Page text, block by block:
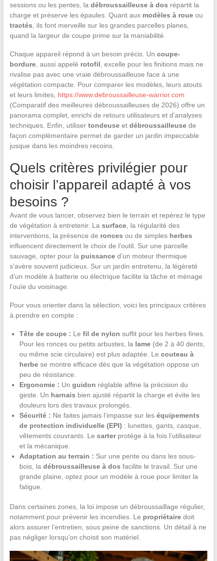
sessions ou les pentes, la débroussailleuse à dos répartit la
charge et préserve les épaules. Quant aux modèles à roueou
tractés , ils font merveille sur les grandes parcelles planes,
quand la largeur de coupe prime sur la maniabilité.
Chaque appareil répond à un besoin précis. Un coupe-
bordure, aussi appelé rotofil , excelle pour les finitions mais ne
rivalise pas avec une vraie débroussailleuse face à une
végétation compacte. Pour comparer les modèles, leurs atouts
et leurs limites, https://www.debroussailleuse-warrior.com
(Comparatif des meilleures débroussailleuses de 2026) offre un
panorama complet, enrichi de retours utilisateurs et d’analyses
techniques. Enfin, utiliser tondeuseet débroussailleusede
façon complémentaire permet de garder un jardin impeccable
jusque dans les moindres recoins.
Quels critères privilégier pour
choisir l’appareil adapté à vos
besoins ?
Avant de vous lancer, observez bien le terrain et repérez le type
de végétation à entretenir. La surface, la régularité des
interventions, la présence de ronces ou de simples herbes
influencent directement le choix de l’outil. Sur une parcelle
sauvage, opter pour la puissanced’un moteur thermique
s’avère souvent judicieux. Sur un jardin entretenu, la légèreté
d’un modèle à batterie ou électrique facilite la tâche et ménage
l’ouïe du voisinage.
Pour vous orienter dans la sélection, voici les principaux critères
à prendre en compte :
Tête de coupe : Le fil de nylon suffit pour les herbes fines.
Pour les ronces ou petits arbustes, la lame(de 2 à 40 dents,
ou même scie circulaire) est plus adaptée. Le couteau à
herbese montre efficace dès que la végétation oppose un
peu de résistance.
Ergonomie : Un guidon réglable affine la précision du
geste. Un harnais bien ajusté répartit la charge et évite les
douleurs lors des travaux prolongés.
Sécurité : Ne faites jamais l’impasse sur les équipements
de protection individuelle (EPI) : lunettes, gants, casque,
vêtements couvrants. Le carterprotège à la fois l’utilisateur
et la mécanique.
Adaptation au terrain : Sur une pente ou dans les sous-
bois, la débroussailleuse à dos facilite le travail. Sur une
grande plaine, optez pour un modèle à roue pour limiter la
fatigue.
Dans certaines zones, la loi impose un débroussaillage régulier,
notamment pour prévenir les incendies. Le propriétairedoit
alors assurer l’entretien, sous peine de sanctions. Un détail à ne
pas négliger lorsqu’on choisit son matériel.